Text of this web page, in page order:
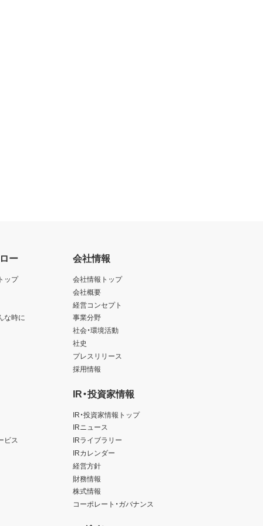
ー
ップ
な時に
ビス
会社情報
会社情報トップ
会社概要
経営コンセプト
事業分野
社会・環境活動
社史
プレスリリース
採用情報
IR・投資家情報
IR・投資家情報トップ
IRニュース
IRライブラリー
IRカレンダー
経営方針
財務情報
株式情報
コーポレート・ガバナンス